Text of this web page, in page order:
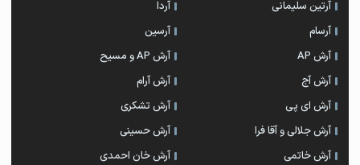
آرتین سلیمانی
آردا
آرسام
آرسین
آرش AP
آرش AP و مسیح
آرش آج
آرش آرام
آرش ای پی
آرش تشکری
آرش جلالی و آقا فرا
آرش حسینی
آرش خاتمی
آرش خان احمدی